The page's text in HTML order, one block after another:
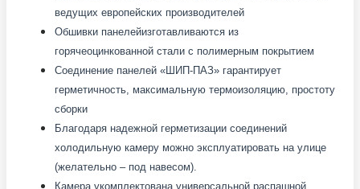
ведущих европейских производителей
Обшивки панелейизготавливаются из
горячеоцинкованной стали с полимерным покрытием
Соединение панелей «ШИП-ПАЗ» гарантирует
герметичность, максимальную термоизоляцию, простоту
сборки
Благодаря надежной герметизации соединений
холодильную камеру можно эксплуатировать на улице
(желательно – под навесом).
Камера укомплектована универсальной распашной